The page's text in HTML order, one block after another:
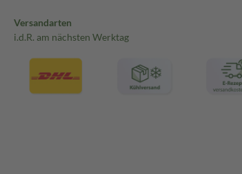
Versandarten
i.d.R. am nächsten Werktag